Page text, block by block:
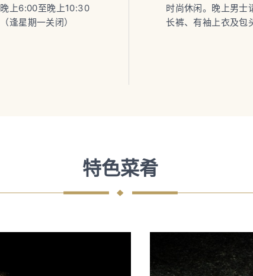
晚上6:00至晚上10:30
（逢星期一关闭）
时尚休闲。晚上男士
长裤、有袖上衣及包
特色菜肴